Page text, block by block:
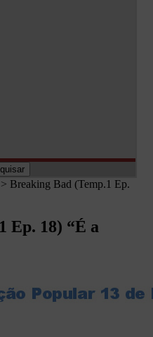
> Breaking Bad (Temp.1 Ep.
Ep. 18) “É a